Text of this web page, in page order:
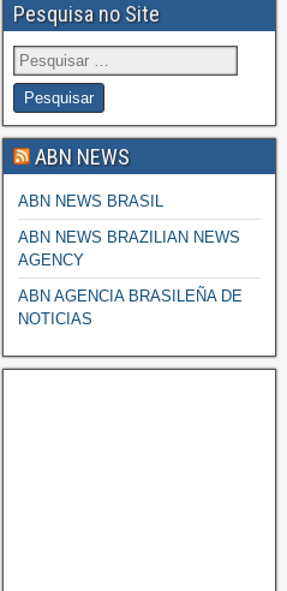
Pesquisa no Site
ABN NEWS
ABN NEWS BRASIL
ABN NEWS BRAZILIAN NEWS
AGENCY
ABN AGENCIA BRASILEÑA DE
NOTICIAS